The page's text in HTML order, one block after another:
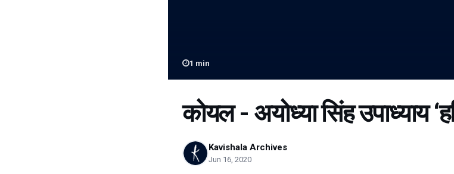
1 min
कोयल - अयोध्या सिंह उपाध्याय
Kavishala Archives
Jun 16, 2020